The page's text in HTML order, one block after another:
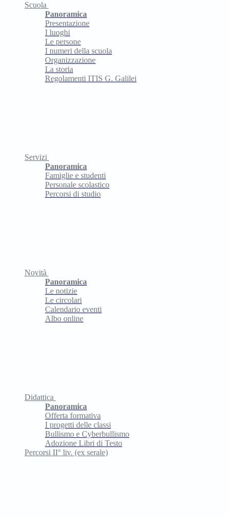
Scuola
Panoramica
Presentazione
I luoghi
Le persone
I numeri della scuola
Organizzazione
La storia
Regolamenti ITIS G. Galilei
Servizi
Panoramica
Famiglie e studenti
Personale scolastico
Percorsi di studio
Novità
Panoramica
Le notizie
Le circolari
Calendario eventi
Albo online
Didattica
Panoramica
Offerta formativa
I progetti delle classi
Bullismo e Cyberbullismo
Adozione Libri di Testo
Percorsi II° liv. (ex serale)